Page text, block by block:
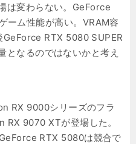
は変わらない。GeForce
ーム性能が高い。VRAM容
GeForce RTX 5080 SUPER
となるのではないかと考え
RX 9000シリーズのフラ
RX 9070 XTが登場した。
RTX 5080は競合で